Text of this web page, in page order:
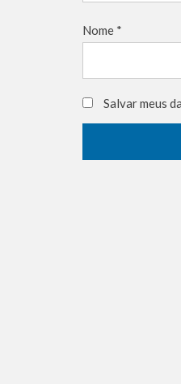
Nome *
Salvar meus